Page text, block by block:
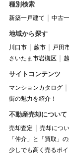
種別検索
新築一戸建て 中古
地域から探す
川口市 蕨市 戸田
さいたま市岩槻区
サイトコンテンツ
マンションカタログ
街の魅力を紹介！
不動産売却について
売却査定 売却につ
「仲介」と「買取」
少しでも高く売るポイ